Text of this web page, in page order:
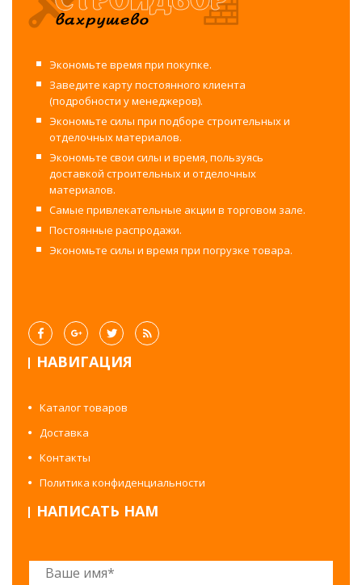
Экономьте время при покупке.
Заведите карту постоянного клиента
(подробности у менеджеров).
Экономьте силы при подборе строительных и
отделочных материалов.
Экономьте свои силы и время, пользуясь
доставкой строительных и отделочных
материалов.
Самые привлекательные акции в торговом зале.
Постоянные распродажи.
Экономьте силы и время при погрузке товара.
НАВИГАЦИЯ
Каталог товаров
Доставка
Контакты
Политика конфиденциальности
НАПИСАТЬ НАМ